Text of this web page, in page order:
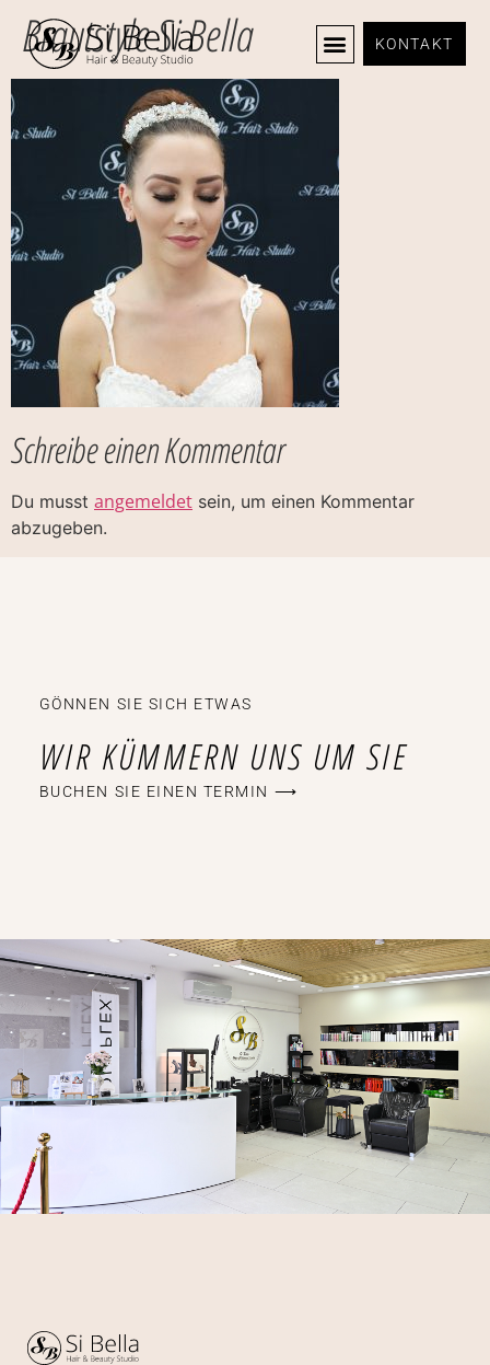
KONTAKT
Brautstyle Si Bella
Schreibe einen Kommentar
Du musst angemeldet sein, um einen Kommentar
abzugeben.
GÖNNEN SIE SICH ETWAS
WIR KÜMMERN UNS UM SIE
BUCHEN SIE EINEN TERMIN ⟶